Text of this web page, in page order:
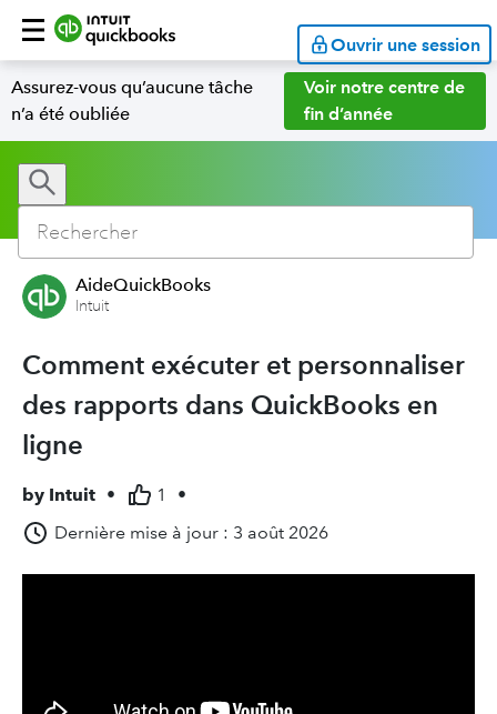
Ouvrir une session
Assurez-vous qu’aucune tâche
n’a été oubliée
Voir notre centre de
fin d’année
AideQuickBooks
Intuit
Comment exécuter et personnaliser
des rapports dans QuickBooks en
ligne
by Intuit • 1
•
Dernière mise à jour : 3 août 2026